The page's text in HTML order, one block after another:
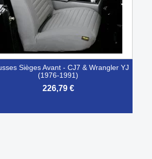
Sièges Avant - CJ7 & Wrangler YJ
(1976-1991)
226,79 €